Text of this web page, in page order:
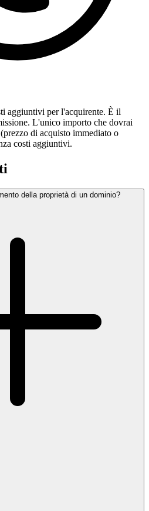
aggiuntivi per l'acquirente. È il
L'unico importo che dovrai
di acquisto immediato o
costi aggiuntivi.
della proprietà di un dominio?